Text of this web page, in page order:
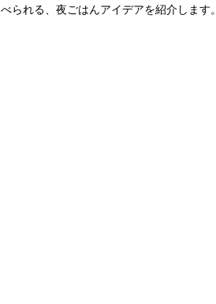
べられる、夜ごはんアイデアを紹介します。